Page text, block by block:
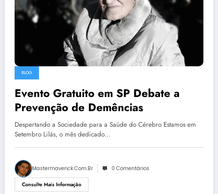
BLOG
Evento Gratuito em SP Debate a
Prevenção de Demências
Despertando a Sociedade para a Saúde do Cérebro Estamos em
Setembro Lilás, o mês dedicado…
Mastermaverick.com.br 0 Comentários
Consulte Mais Informação